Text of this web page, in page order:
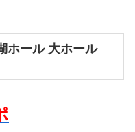
ホール 大ホール